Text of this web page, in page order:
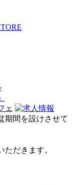
期間を設けさせて
だきます。